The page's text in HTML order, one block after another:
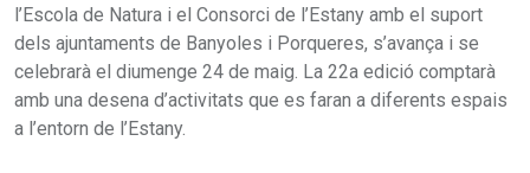
l’Escola de Natura i el Consorci de l’Estany amb el suport
dels ajuntaments de Banyoles i Porqueres, s’avança i se
celebrarà el diumenge 24 de maig. La 22a edició comptarà
amb una desena d’activitats que es faran a diferents espais
a l’entorn de l’Estany.